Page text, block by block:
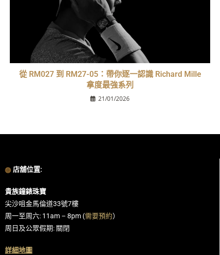
從 RM027 到 RM27-05：帶你逐一認識 Richard Mille
拿度最強系列
21/01/2026
店舖位置:
貴族鐘錶珠寶
尖沙咀金馬倫道33號7樓
周一至周六: 11am – 8pm (需要預約）
周日及公眾假期: 關閉
詳細地圖